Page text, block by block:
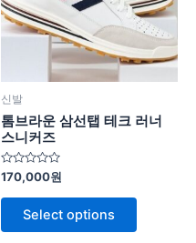
신발
톰브라운 삼선탭 테크 러너
스니커즈
5
중
에
로
170,000원
Select options